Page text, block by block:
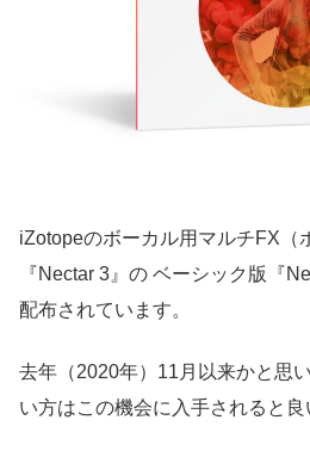
iZotopeのボーカル用マルチFX（
『Nectar 3』の ベーシック版『
配布されています。
去年（2020年）11月以来かと思
い方はこの機会に入手されると良